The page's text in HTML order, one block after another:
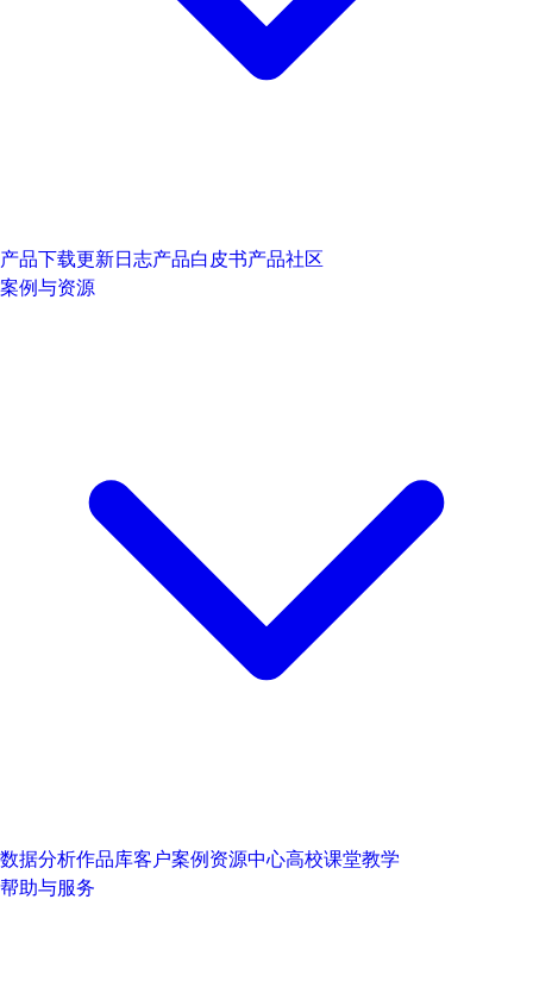
产品下载更新日志产品白皮书产品社区
案例与资源
数据分析作品库客户案例资源中心高校课堂教学
帮助与服务